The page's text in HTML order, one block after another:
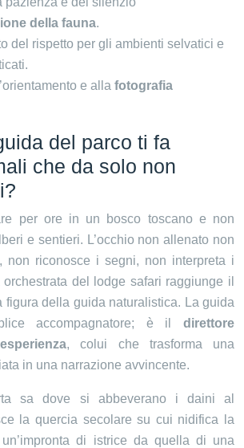
della fauna.
del rispetto per gli ambienti selvatici e
e alla fotografia
del parco ti fa
che da solo non
per ore in un bosco toscano e non
e sentieri. L’occhio non allenato non
non riconosce i segni, non interpreta i
orchestrata del lodge safari raggiunge il
figura della guida naturalistica. La guida
accompagnatore; è il direttore
, colui che trasforma una
in una narrazione avvincente.
sa dove si abbeverano i daini al
la quercia secolare su cui nidifica la
di istrice da quella di una